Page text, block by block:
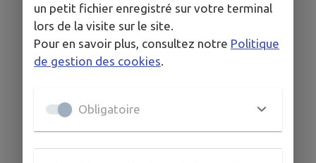
COORDONNÉES
2115, Route de Castillou, La Croix-Blanche
un petit fichier enregistré sur votre terminal
lors de la visite sur le site.
Pour en savoir plus, consultez notre Politique
de gestion des cookies
Obligatoire